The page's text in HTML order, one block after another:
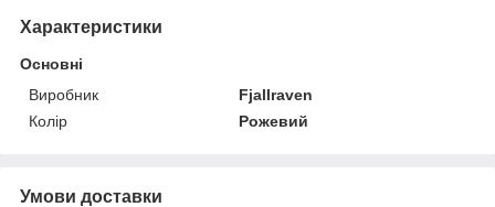
Характеристики
Основні
Виробник
Fjallraven
Колір
Рожевий
Умови доставки